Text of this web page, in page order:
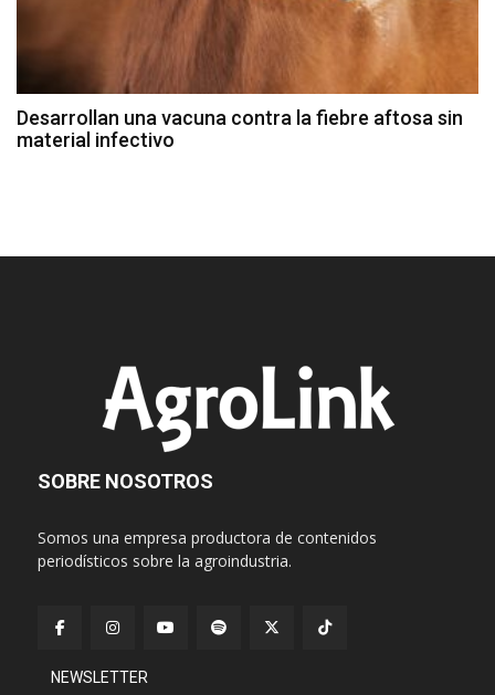
Desarrollan una vacuna contra la fiebre aftosa sin
material infectivo
SOBRE NOSOTROS
Somos una empresa productora de contenidos
periodísticos sobre la agroindustria.
NEWSLETTER